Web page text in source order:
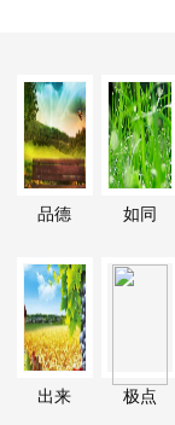
品德 如同
出来 极点